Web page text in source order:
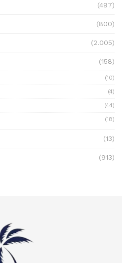
(497)
(800)
(2.005)
(158)
(10)
(4)
(44)
(18)
(13)
(913)